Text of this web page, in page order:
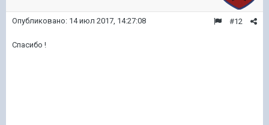
#12
Опубликовано: 14 июл 2017, 14:27:08
Спасибо !